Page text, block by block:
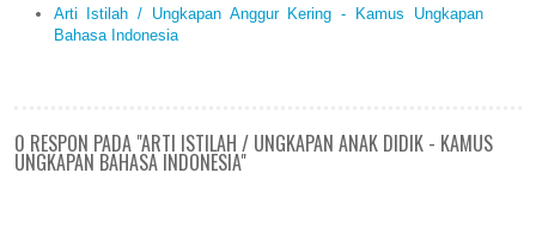
Arti Istilah / Ungkapan Anggur Kering - Kamus Ungkapan
Bahasa Indonesia
0 RESPON PADA "ARTI ISTILAH / UNGKAPAN ANAK DIDIK - KAMUS
UNGKAPAN BAHASA INDONESIA"